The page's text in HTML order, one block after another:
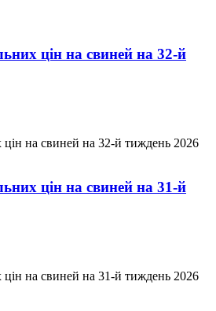
цін на свиней на 32-й
цін на свиней на 32-й тиждень 2026
цін на свиней на 31-й
цін на свиней на 31-й тиждень 2026